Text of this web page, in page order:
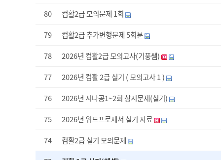
80
컴활2급 모의문제 1회
79
컴활2급 추가변형문제 5회분
78
2026년 컴활2급 모의고사(기풍쌤)
77
2026년 컴활 2급 실기 ( 모의고사 1 )
76
2026년 시나공1~2회 상시문제(실기)
75
2026년 워드프로세서 실기 자료
74
컴활2급 실기 모의문제